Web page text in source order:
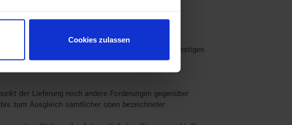
Cookies zulassen
am Sitz des Käufers.
dem Kaufvertrag entstandene Forderung mehr
Pfändungen sowie Beschlagnahmungen oder sonstigen
der Lieferung noch andere Forderungen gegenüber
zum Ausgleich sämtlicher oben bezeichneter